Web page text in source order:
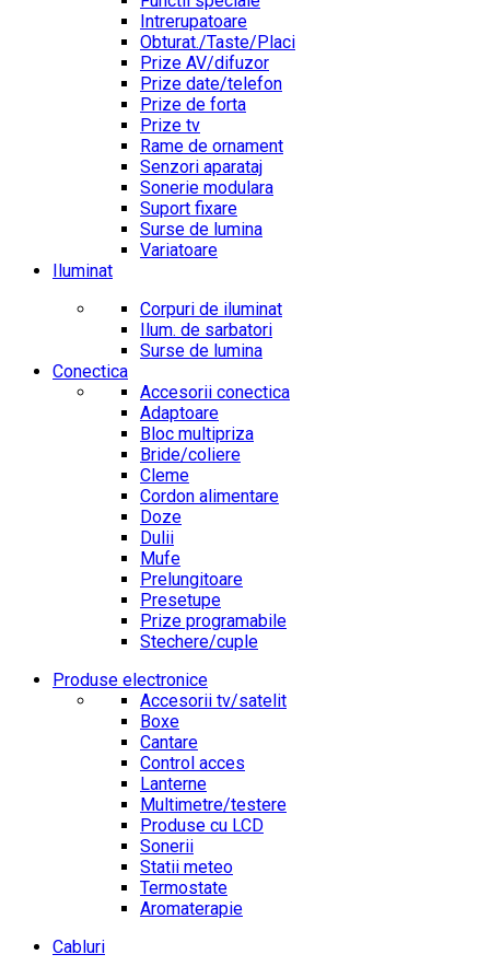
Intrerupatoare
Obturat./Taste/Placi
Prize AV/difuzor
Prize date/telefon
Prize de forta
Prize tv
Rame de ornament
Senzori aparataj
Sonerie modulara
Suport fixare
Surse de lumina
Variatoare
Iluminat
Corpuri de iluminat
Ilum. de sarbatori
Surse de lumina
Conectica
Accesorii conectica
Adaptoare
Bloc multipriza
Bride/coliere
Cleme
Cordon alimentare
Doze
Dulii
Mufe
Prelungitoare
Presetupe
Prize programabile
Stechere/cuple
Produse electronice
Accesorii tv/satelit
Boxe
Cantare
Control acces
Lanterne
Multimetre/testere
Produse cu LCD
Sonerii
Statii meteo
Termostate
Aromaterapie
Cabluri